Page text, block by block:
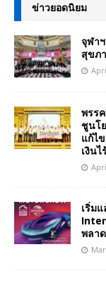
ข่าวยอดนิยม
จุฬา
สุขภ
พรร
ชูนโ
แก้ไ
เงินไ
เริ่ม
พลา